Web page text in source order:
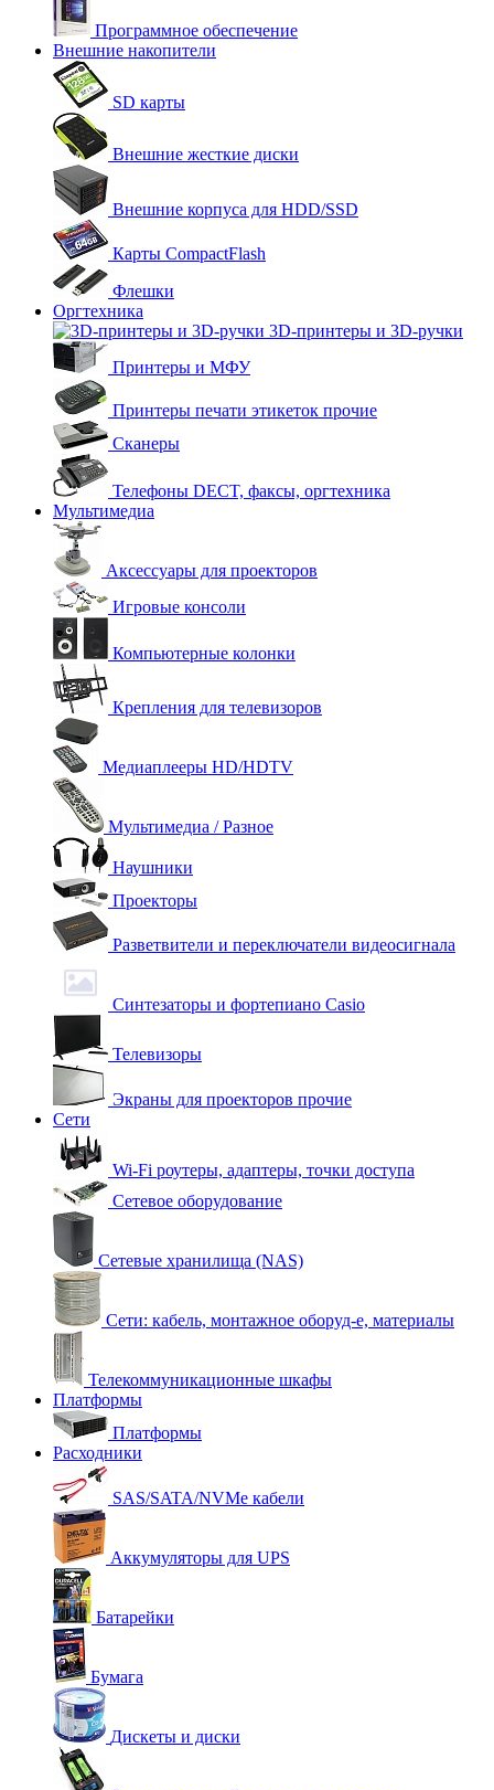
Программное обеспечение
Внешние накопители
SD карты
Внешние жесткие диски
Внешние корпуса для HDD/SSD
Карты CompactFlash
Флешки
Оргтехника
3D-принтеры и 3D-ручки
Принтеры и МФУ
Принтеры печати этикеток прочие
Сканеры
Телефоны DECT, факсы, оргтехника
Мультимедиа
Аксессуары для проекторов
Игровые консоли
Компьютерные колонки
Крепления для телевизоров
Медиаплееры HD/HDTV
Мультимедиа / Разное
Наушники
Проекторы
Разветвители и переключатели видеосигнала
Синтезаторы и фортепиано Casio
Телевизоры
Экраны для проекторов прочие
Сети
Wi-Fi роутеры, адаптеры, точки доступа
Сетевое оборудование
Сетевые хранилища (NAS)
Сети: кабель, монтажное оборуд-е, материалы
Телекоммуникационные шкафы
Платформы
Платформы
Расходники
SAS/SATA/NVMe кабели
Аккумуляторы для UPS
Батарейки
Бумага
Дискеты и диски